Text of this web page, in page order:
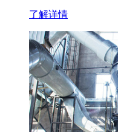
了解详情